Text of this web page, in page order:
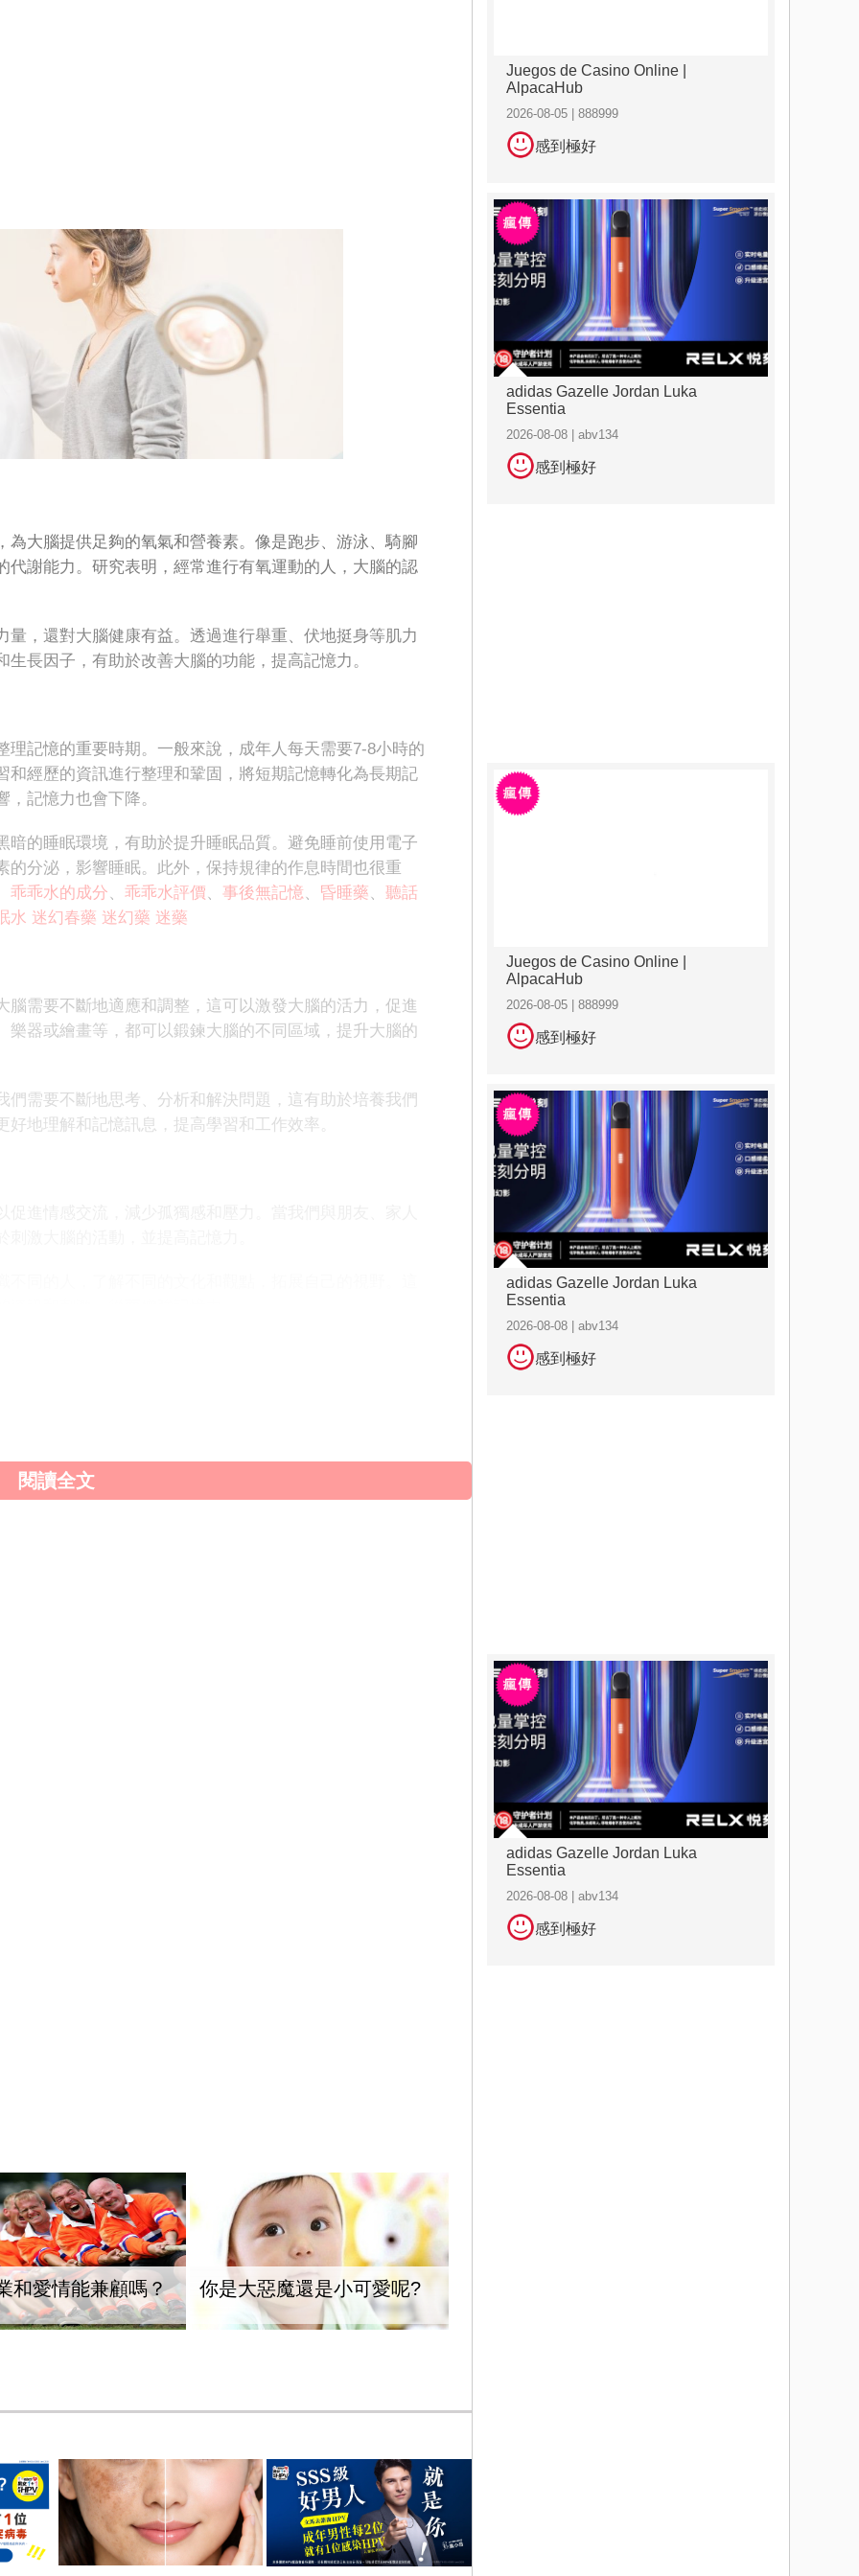
大腦提供足夠的氧氣和營養素。像是跑步、游泳、騎腳
代謝能力。研究表明，經常進行有氧運動的人，大腦的認
，還對大腦健康有益。透過進行舉重、伏地挺身等肌力
長因子，有助於改善大腦的功能，提高記憶力。
記憶的重要時期。一般來說，成年人每天需要7-8小時的
和經歷的資訊進行整理和鞏固，將短期記憶轉化為長期記
記憶力也會下降。
的睡眠環境，有助於提升睡眠品質。避免睡前使用電子
分泌，影響睡眠。此外，保持規律的作息時間也很重
乖乖水的成分、 乖乖水評價、 事後無記憶、 昏睡藥、 聽話
水 迷幻春藥 迷幻藥 迷藥
需要不斷地適應和調整，這可以激發大腦的活力，促進
器或繪畫等，都可以鍛鍊大腦的不同區域，提升大腦的
需要不斷地思考、分析和解決問題，這有助於培養我們
地理解和記憶訊息，提高學習和工作效率。
閱讀全文
和愛情能兼顧嗎？ 你是大惡魔還是小可愛呢?
Juegos de Casino Online |
AlpacaHub
2026-08-05 | 888999
感到極好
adidas Gazelle Jordan Luka
Essentia
2026-08-08 | abv134
感到極好
Juegos de Casino Online |
AlpacaHub
2026-08-05 | 888999
感到極好
adidas Gazelle Jordan Luka
Essentia
2026-08-08 | abv134
感到極好
adidas Gazelle Jordan Luka
Essentia
2026-08-08 | abv134
感到極好